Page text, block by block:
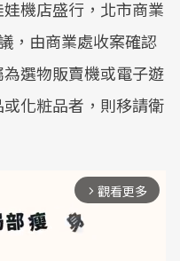
機店盛行，北市商業
，由商業處收案確認
選物販賣機或電子遊
化粧品者，則移請衛
arrow_forward_ios 觀看更多